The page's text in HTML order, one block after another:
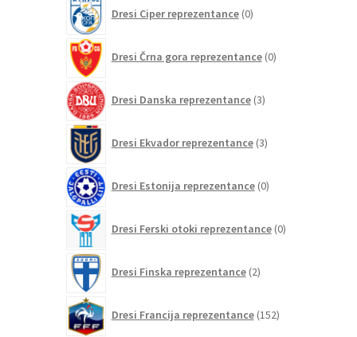
Dresi Ciper reprezentance 0izdelkov
Dresi Črna gora reprezentance 0izdelkov
Dresi Danska reprezentance 3izdelki
Dresi Ekvador reprezentance 3izdelki
Dresi Estonija reprezentance 0izdelkov
Dresi Ferski otoki reprezentance 0izdelkov
Dresi Finska reprezentance 2izdelka
Dresi Francija reprezentance 152izdelkov